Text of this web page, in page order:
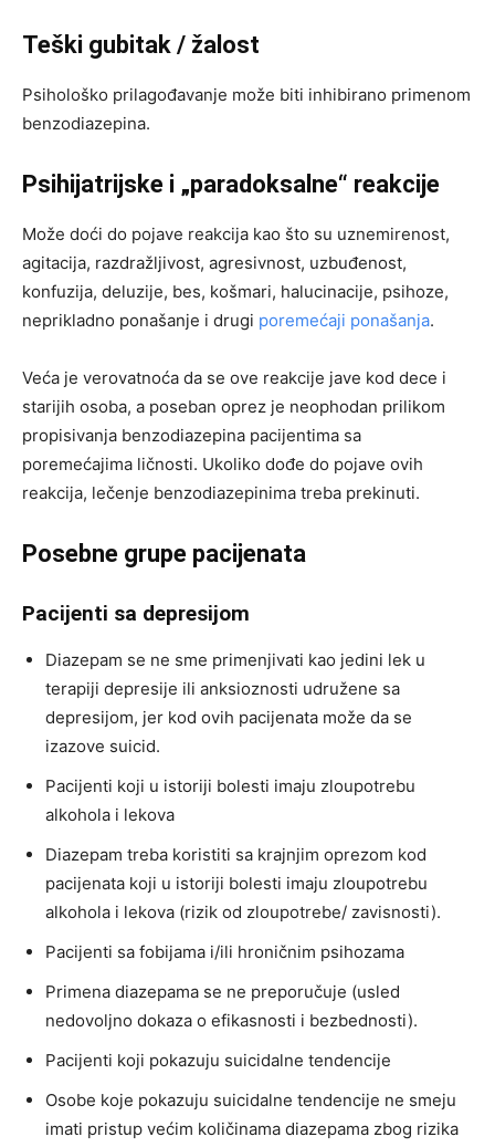
Teški gubitak / žalost
Psihološko prilagođavanje može biti inhibirano primenom
benzodiazepina.
Psihijatrijske i „paradoksalne“ reakcije
Može doći do pojave reakcija kao što su uznemirenost,
agitacija, razdražljivost, agresivnost, uzbuđenost,
konfuzija, deluzije, bes, košmari, halucinacije, psihoze,
neprikladno ponašanje i drugi poremećaji ponašanja.
Veća je verovatnoća da se ove reakcije jave kod dece i
starijih osoba, a poseban oprez je neophodan prilikom
propisivanja benzodiazepina pacijentima sa
poremećajima ličnosti. Ukoliko dođe do pojave ovih
reakcija, lečenje benzodiazepinima treba prekinuti.
Posebne grupe pacijenata
Pacijenti sa depresijom
Diazepam se ne sme primenjivati kao jedini lek u
terapiji depresije ili anksioznosti udružene sa
depresijom, jer kod ovih pacijenata može da se
izazove suicid.
Pacijenti koji u istoriji bolesti imaju zloupotrebu
alkohola i lekova
Diazepam treba koristiti sa krajnjim oprezom kod
pacijenata koji u istoriji bolesti imaju zloupotrebu
alkohola i lekova (rizik od zloupotrebe/ zavisnosti).
Pacijenti sa fobijama i/ili hroničnim psihozama
Primena diazepama se ne preporučuje (usled
nedovoljno dokaza o efikasnosti i bezbednosti).
Pacijenti koji pokazuju suicidalne tendencije
Osobe koje pokazuju suicidalne tendencije ne smeju
imati pristup većim količinama diazepama zbog rizika